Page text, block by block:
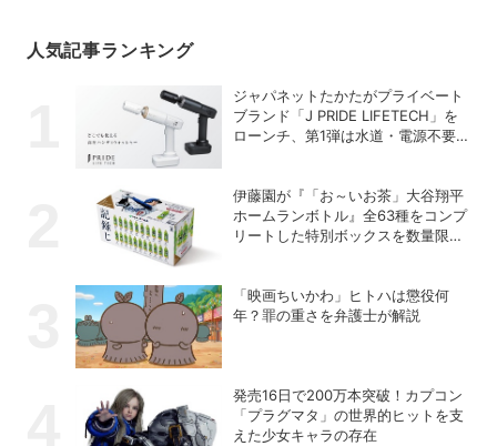
人気記事ランキング
ジャパネットたかたがプライベート
ブランド「J PRIDE LIFETECH」を
ローンチ、第1弾は水道・電源不要
伊藤園が『「お～いお茶」大谷翔平
ホームランボトル』全63種をコンプ
リートした特別ボックスを数量限定
「映画ちいかわ」ヒトハは懲役何
年？罪の重さを弁護士が解説
発売16日で200万本突破！カプコン
「プラグマタ」の世界的ヒットを支
えた少女キャラの存在